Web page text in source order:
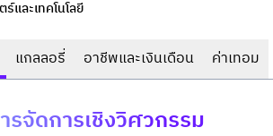
แกลลอรี่ อาชีพและเงินเดือน ค่าเทอม
รจัดการเชิงวิศวกรรม